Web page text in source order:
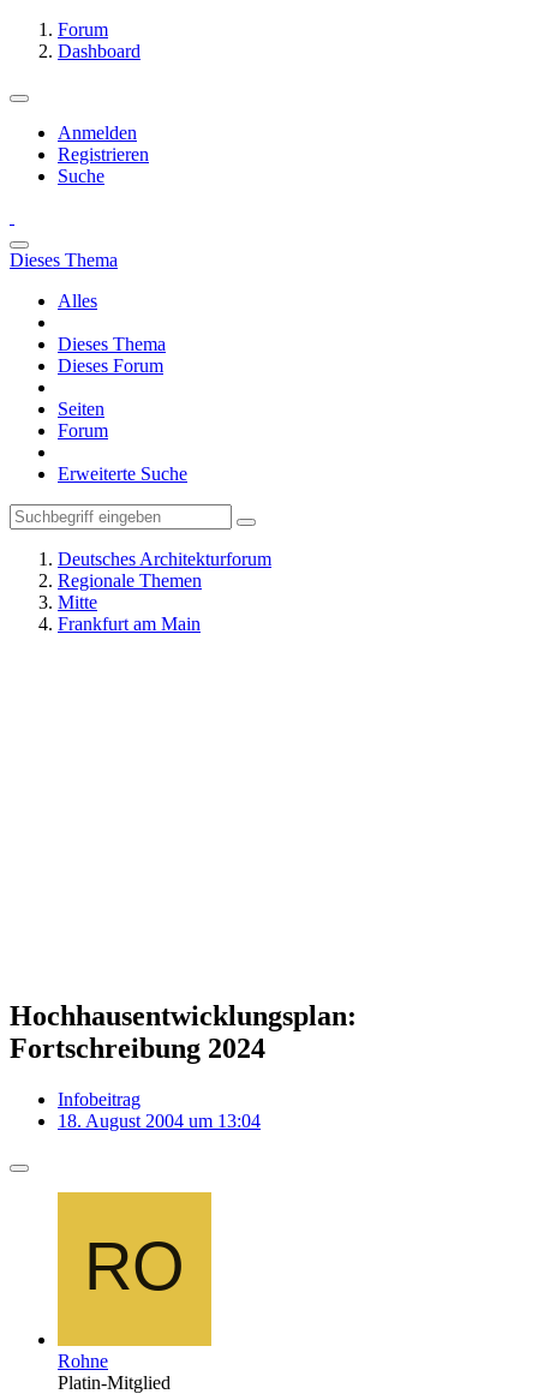
Forum
Dashboard
Anmelden
Registrieren
Suche
Dieses Thema
Alles
Dieses Thema
Dieses Forum
Seiten
Forum
Erweiterte Suche
Deutsches Architekturforum
Regionale Themen
Mitte
Frankfurt am Main
Hochhausentwicklungsplan:
Fortschreibung 2024
Infobeitrag
18. August 2004 um 13:04
Rohne
Platin-Mitglied